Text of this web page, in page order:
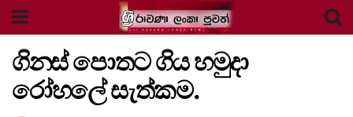
ගිනස් පොතට ගිය හමුදා
රෝහලේ සැත්කම.